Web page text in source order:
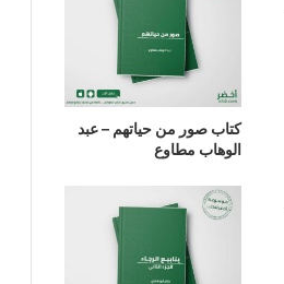
كتاب صور من حياتهم – عبد
الوهاب مطاوع